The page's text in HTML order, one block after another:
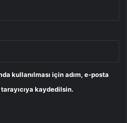
kullanılması için adım, e-posta
kaydedilsin.